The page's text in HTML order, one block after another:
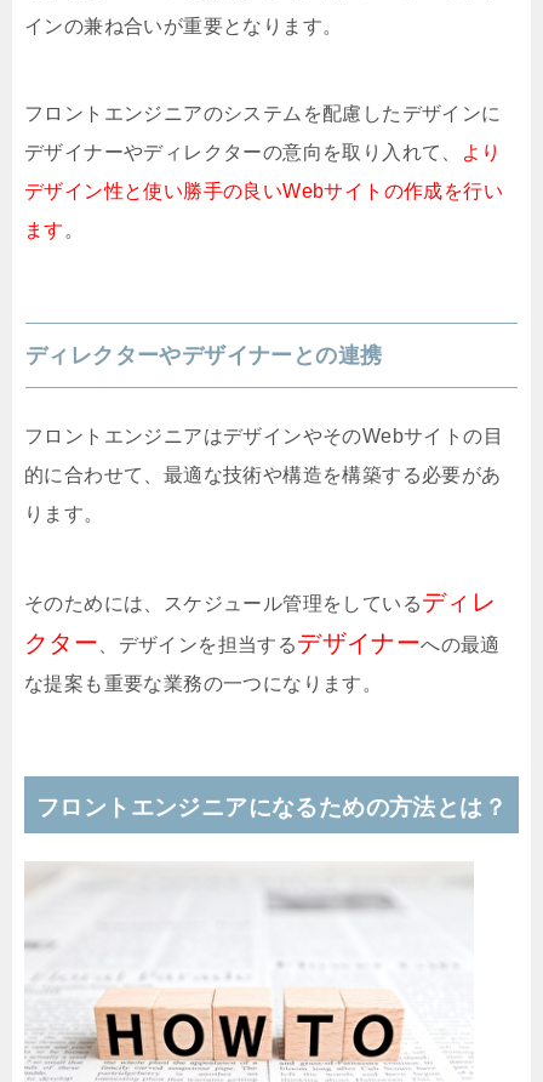
インの兼ね合いが重要となります。
フロントエンジニアのシステムを配慮したデザインに
デザイナーやディレクターの意向を取り入れて、
より
デザイン性と使い勝手の良いWebサイトの作成を行い
ます 。
ディレクターやデザイナーとの連携
フロントエンジニアはデザインやそのWebサイトの目
的に合わせて、最適な技術や構造を構築する必要があ
ります。
そのためには、スケジュール管理をしているディレ
クター 、デザインを担当するデザイナーへの最適
な提案も重要な業務の一つになります。
フロントエンジニアになるための方法とは？